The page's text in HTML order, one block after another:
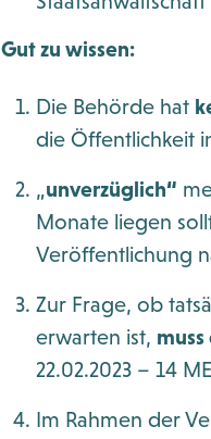
Gut zu wissen:
Die Behörde hat
die Öffentlichkeit
„unverzüglich“
Monate liegen
Veröffentlichung
Zur Frage, ob
erwarten ist,
22.02.2023 – 14
Im Rahmen der